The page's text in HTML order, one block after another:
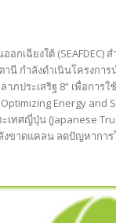
กเฉียงใต้
นี กำลังดำเนินโครงกา
ภประเสริฐ 8” เพื่อกา
Energy and
ทศญี่ปุ่น (Japanese
งขาดแคลน ลดปัญหากา